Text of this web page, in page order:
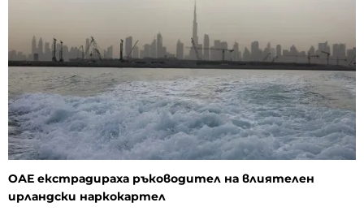
ОАЕ екстрадираха ръководител на влиятелен
ирландски наркокартел